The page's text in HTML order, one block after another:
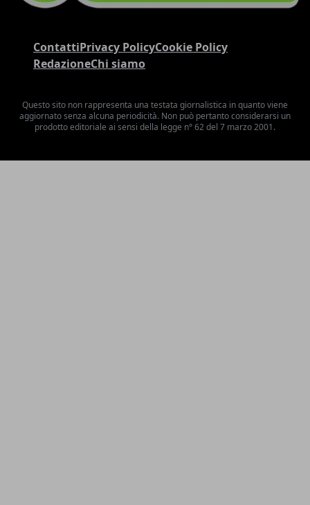
ContattiPrivacy PolicyCookie Policy
RedazioneChi siamo
Questo sito non rappresenta una testata giornalistica in quanto viene
aggiornato senza alcuna periodicità. Non può pertanto considerarsi un
prodotto editoriale ai sensi della legge n° 62 del 7 marzo 2001.